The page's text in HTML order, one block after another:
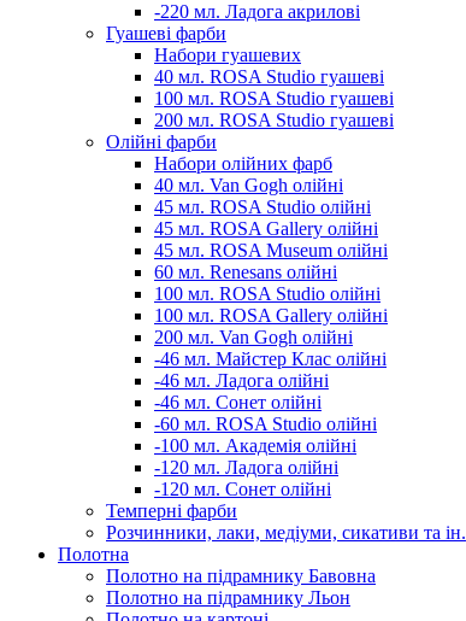
-220 мл. Ладога акрилові
Гуашеві фарби
Набори гуашевих
40 мл. ROSA Studio гуашеві
100 мл. ROSA Studio гуашеві
200 мл. ROSA Studio гуашеві
Олійні фарби
Набори олійних фарб
40 мл. Van Gogh олійні
45 мл. ROSA Studio олійні
45 мл. ROSA Gallery олійні
45 мл. ROSA Museum олійні
60 мл. Renesans олійні
100 мл. ROSA Studio олійні
100 мл. ROSA Gallery олійні
200 мл. Van Gogh олійні
-46 мл. Майстер Клас олійні
-46 мл. Ладога олійні
-46 мл. Сонет олійні
-60 мл. ROSA Studio олійні
-100 мл. Академія олійні
-120 мл. Ладога олійні
-120 мл. Сонет олійні
Темперні фарби
Розчинники, лаки, медіуми, сикативи та ін.
Полотна
Полотно на підрамнику Бавовна
Полотно на підрамнику Льон